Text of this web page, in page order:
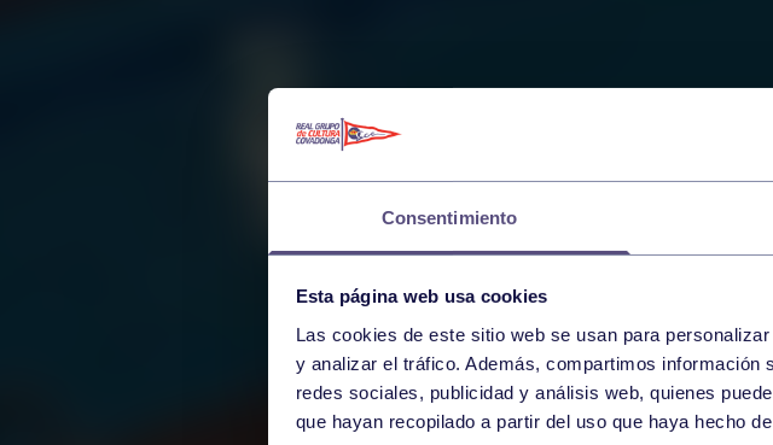
Consentimiento
Esta página web usa cookies
Las cookies de este sitio web se usan para
y analizar el tráfico. Además, compartimos
redes sociales, publicidad y análisis web, quienes
que hayan recopilado a partir del uso que haya hecho